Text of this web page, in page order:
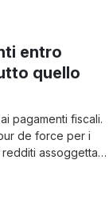
entro
quello
pagamenti fiscali.
de force per i
assoggettati
appuntamento